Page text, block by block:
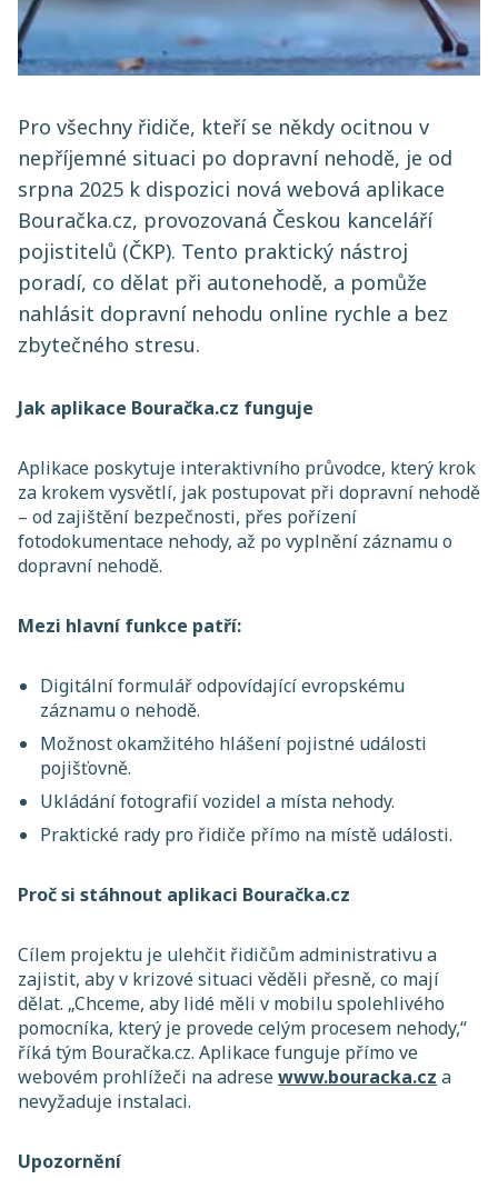
Pro všechny řidiče, kteří se někdy ocitnou v
nepříjemné situaci po dopravní nehodě, je od
srpna 2025 k dispozici nová webová aplikace
Bouračka.cz, provozovaná Českou kanceláří
pojistitelů (ČKP). Tento praktický nástroj
poradí, co dělat při autonehodě, a pomůže
nahlásit dopravní nehodu online rychle a bez
zbytečného stresu.
Jak aplikace Bouračka.cz funguje
Aplikace poskytuje interaktivního průvodce, který krok
za krokem vysvětlí, jak postupovat při dopravní nehodě
– od zajištění bezpečnosti, přes pořízení
fotodokumentace nehody, až po vyplnění záznamu o
dopravní nehodě.
Mezi hlavní funkce patří:
Digitální formulář odpovídající evropskému
záznamu o nehodě.
Možnost okamžitého hlášení pojistné události
pojišťovně.
Ukládání fotografií vozidel a místa nehody.
Praktické rady pro řidiče přímo na místě události.
Proč si stáhnout aplikaci Bouračka.cz
Cílem projektu je ulehčit řidičům administrativu a
zajistit, aby v krizové situaci věděli přesně, co mají
dělat. „Chceme, aby lidé měli v mobilu spolehlivého
pomocníka, který je provede celým procesem nehody,“
říká tým Bouračka.cz. Aplikace funguje přímo ve
webovém prohlížeči na adresewww.bouracka.cz a
nevyžaduje instalaci.
Upozornění